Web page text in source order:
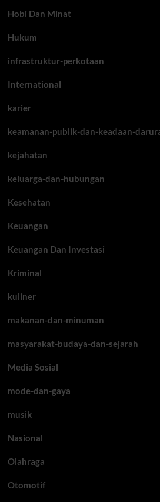
Hobi Dan Minat
Hukum
infrastruktur-perkotaan
International
karier
keamanan-publik-dan-keadaan-
kejahatan
keluarga-dan-hubungan
Kesehatan
Keuangan
Keuangan Dan Investasi
Kriminal
kuliner
makanan-dan-minuman
masyarakat-budaya-dan-sejarah
Media Sosial
mode-dan-gaya
musik
Nasional
Olahraga
Otomotif